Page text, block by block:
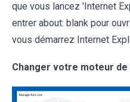
que vous lancez 'Internet
entrer about: blank pour
vous démarrez Internet
Changer votre moteur